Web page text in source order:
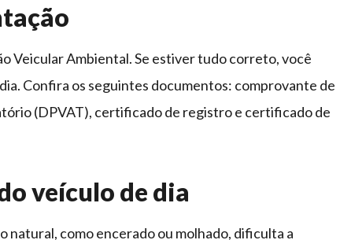
Veicular Ambiental. Se estiver tudo correto, você
Confira os seguintes documentos: comprovante de
(DPVAT), certificado de registro e certificado de
veículo de dia
natural, como encerado ou molhado, dificulta a